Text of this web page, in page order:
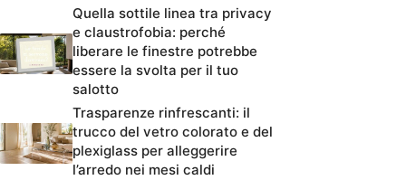
Quella sottile linea tra privacy
e claustrofobia: perché
liberare le finestre potrebbe
essere la svolta per il tuo
salotto
Trasparenze rinfrescanti: il
trucco del vetro colorato e del
plexiglass per alleggerire
l’arredo nei mesi caldi